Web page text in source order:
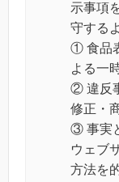
示事項
守する
① 食品
よる一
② 違反
修正・
③ 事実
ウェブ
方法を